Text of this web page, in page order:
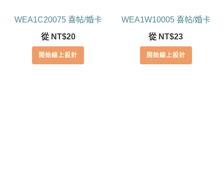
WEA1C20075 喜帖/婚卡
從 NT$20
開始線上設計
WEA1W10005 喜帖/婚卡
從 NT$23
開始線上設計